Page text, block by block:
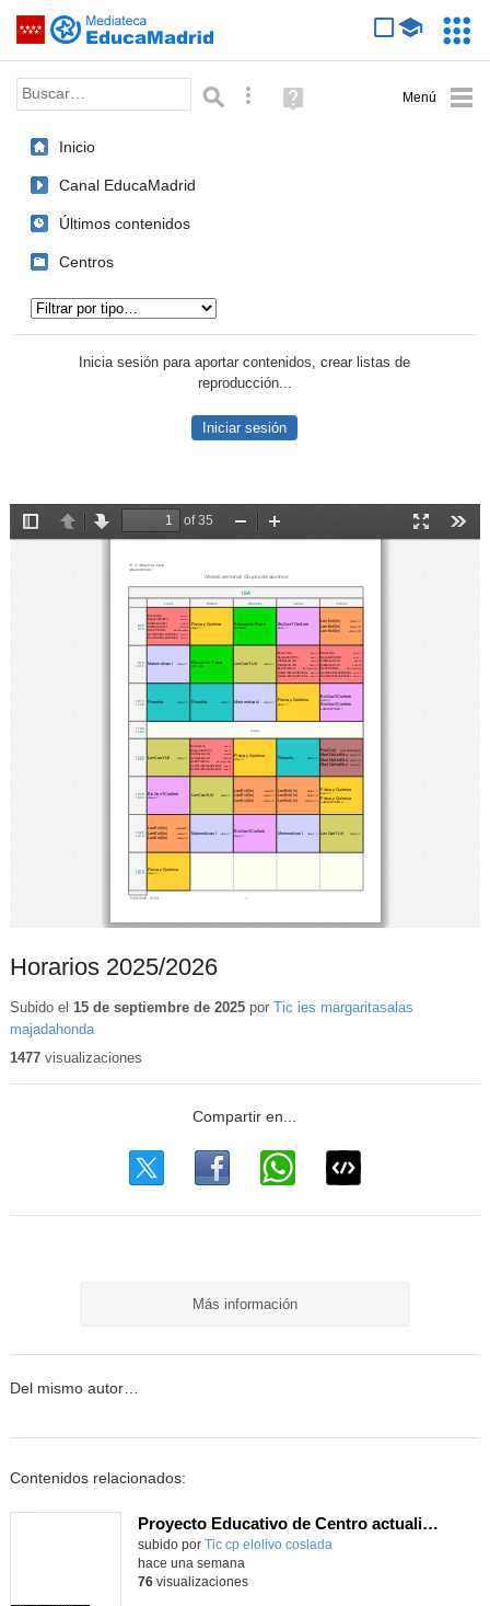
Saltar navegación
Palabra o frase: Búsqueda avanzada
Ayuda
(en
Inicio
Canal EducaMadrid
Últimos contenidos
Centros
Inicia sesión para aportar contenidos, crear listas de
reproducción...
Iniciar sesión
Horarios 2025/2026
Subido el 15 de septiembre de 2025por Tic ies margaritasalas
majadahonda
1477visualizaciones
Más información
Del mismo autor…
Contenidos relacionados:
Proyecto Educativo de Centro actualizado 2026
subido por Tic cp elolivo coslada
hace una semana
76visualizaciones